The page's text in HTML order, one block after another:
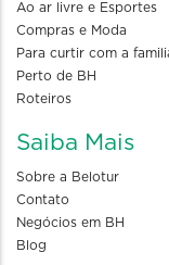
Ao ar livre e Esportes
Compras e Moda
Para curtir com a
Perto de BH
Roteiros
Saiba Mais
Sobre a Belotur
Contato
Negócios em BH
Blog